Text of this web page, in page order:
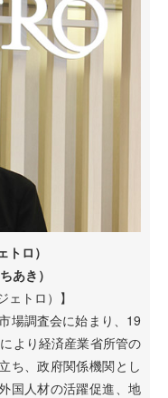
ロ）
き）
ェトロ）】
場調査会に始まり、19
より経済産業省所管の
ち、政府関係機関とし
国人材の活躍促進、地